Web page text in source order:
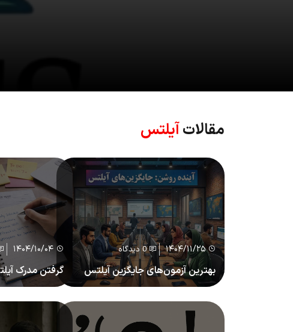
مقالاتآیلتس
۱۴۰۴/۱۱/۲۵ 0 دیدگاه
بهترین آزمون‌های جایگزین آیلتس
۱۴۰۴/۱۰/۰۴
گرفتن مدرک
ممکن است؟